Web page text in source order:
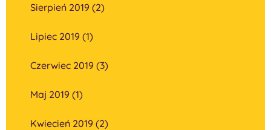
Sierpień 2019 (2)
Lipiec 2019 (1)
Czerwiec 2019 (3)
Maj 2019 (1)
Kwiecień 2019 (2)